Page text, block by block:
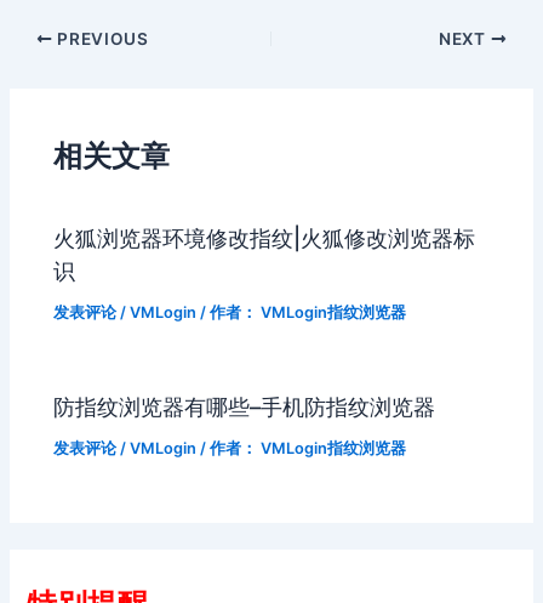
PREVIOUS NEXT
相关文章
火狐浏览器环境修改指纹|火狐修改浏览器标
识
发表评论 /VMLogin / 作者： VMLogin指纹浏览器
防指纹浏览器有哪些–手机防指纹浏览器
发表评论 /VMLogin / 作者： VMLogin指纹浏览器